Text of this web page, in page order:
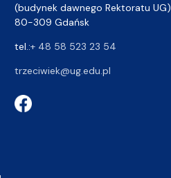
(budynek dawnego Rektoratu UG)
80-309 Gdańsk
tel.:+ 48 58 523 23 54
trzeciwiek@ug.edu.pl